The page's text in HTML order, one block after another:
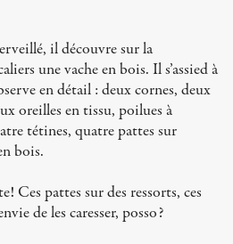
il découvre sur la
une vache en bois. Il s’assied à
en détail : deux cornes, deux
oreilles en tissu, poilues à
tétines, quatre pattes sur
bois.
Ces pattes sur des ressorts, ces
de les caresser, posso?